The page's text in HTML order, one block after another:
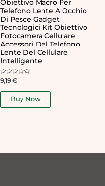
Obiettivo Macro Per
Telefono Lente A Occhio
Di Pesce Gadget
Tecnologici Kit Obiettivo
Fotocamera Cellulare
Accessori Del Telefono
Lente Del Cellulare
Intelligente
Rated
out
9,19€
Buy Now